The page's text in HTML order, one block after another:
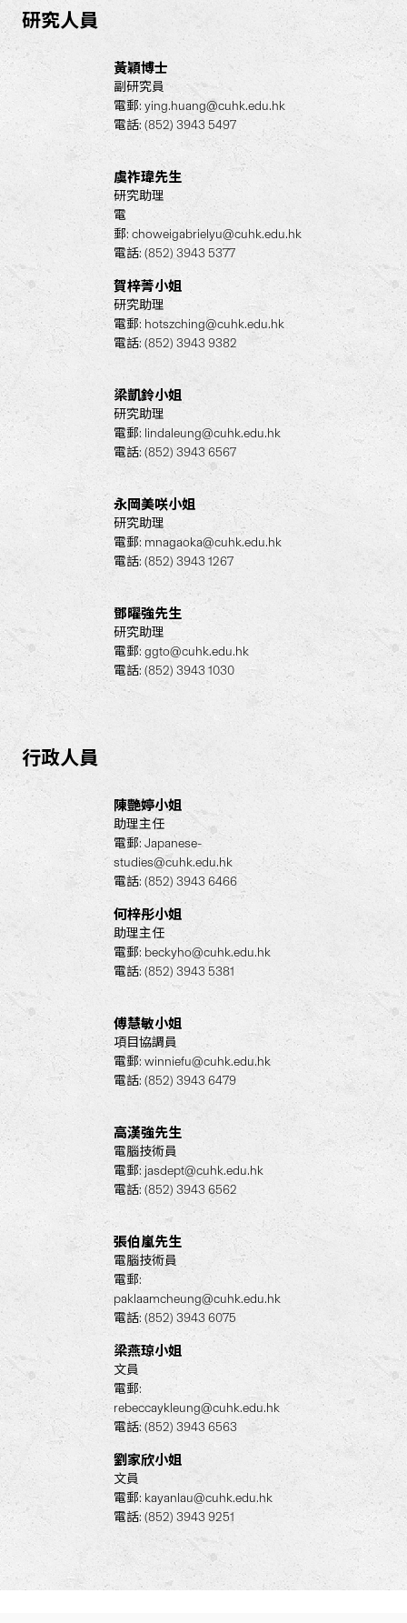
研究人員
黃穎博士
副研究員
電郵: ying.huang@cuhk.edu.hk
電話: (852) 3943 5497
虞祚瑋先生
研究助理
電
郵: choweigabrielyu@cuhk.edu.hk
電話: (852) 3943 5377
賀梓菁小姐
研究助理
電郵: hotszching@cuhk.edu.hk
電話: (852) 3943 9382
梁凱鈴小姐
研究助理
電郵: lindaleung@cuhk.edu.hk
電話: (852) 3943 6567
永岡美咲小姐
研究助理
電郵: mnagaoka@cuhk.edu.hk
電話: (852) 3943 1267
鄧曜強先生
研究助理
電郵: ggto@cuhk.edu.hk
電話: (852) 3943 1030
行政人員
陳艷婷小姐
助理主任
電郵: Japanese-
studies@cuhk.edu.hk
電話: (852) 3943 6466
何梓彤小姐
助理主任
電郵: beckyho@cuhk.edu.hk
電話: (852) 3943 5381
傅慧敏小姐
項目協調員
電郵: winniefu@cuhk.edu.hk
電話: (852) 3943 6479
高漢強先生
電腦技術員
電郵: jasdept@cuhk.edu.hk
電話: (852) 3943 6562
張伯嵐先生
電腦技術員
電郵:
paklaamcheung@cuhk.edu.hk
電話: (852) 3943 6075
梁燕琼小姐
文員
電郵:
rebeccaykleung@cuhk.edu.hk
電話: (852) 3943 6563
劉家欣小姐
文員
電郵: kayanlau@cuhk.edu.hk
電話: (852) 3943 9251